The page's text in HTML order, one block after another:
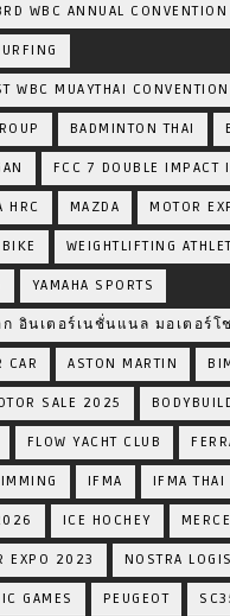
WBC ANNUAL CONVENTION
WBC MUAYTHAI CONVENTION
BADMINTON THAI
FCC 7 DOUBLE IMPACT
HRC MAZDA MOTOR
WEIGHTLIFTING
YAMAHA SPORTS
อินเตอร์เนชั่นแนล มอเตอร์โ
CAR ASTON MARTIN
SALE 2025
FLOW YACHT CLUB
IFMA IFMA THAI
ICE HOCHEY
EXPO 2023 NOSTRA
GAMES PEUGEOT